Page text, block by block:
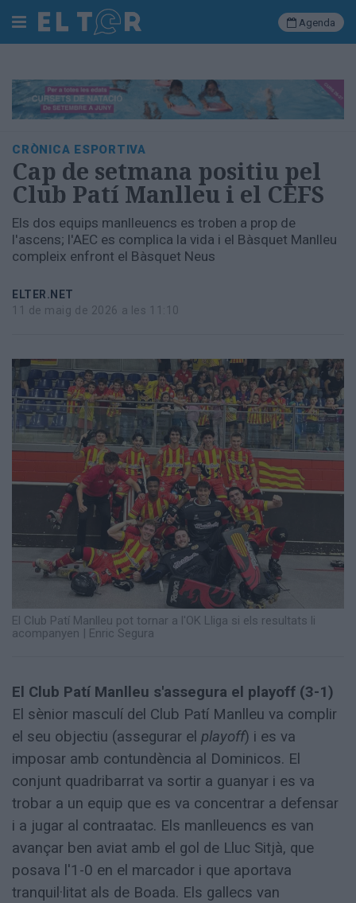
Cerca
Portada
Societat
Política
Municipal
Economia
i
empresa
Esports
Ràdio
Totes
les
notícies
Agenda
CRÒNICA ESPORTIVA
Cap de setmana positiu pel
Club Patí Manlleu i el CEFS
Els dos equips manlleuencs es troben a prop de
l'ascens; l'AEC es complica la vida i el Bàsquet Manlleu
compleix enfront el Bàsquet Neus
ELTER.NET
11 de maig de 2026 a les 11:10
El Club Patí Manlleu pot tornar a l'OK Lliga si els resultats li
acompanyen | Enric Segura
El Club Patí Manlleu s'assegura el playoff (3-1)
El sènior masculí del Club Patí Manlleu va complir
el seu objectiu (assegurar el playoff) i es va
imposar amb contundència al Dominicos. El
conjunt quadribarrat va sortir a guanyar i es va
trobar a un equip que es va concentrar a defensar
i a jugar al contraatac. Els manlleuencs es van
avançar ben aviat amb el gol de Lluc Sitjà, que
posava l'1-0 en el marcador i que aportava
tranquil·litat als de Boada. Els gallecs van